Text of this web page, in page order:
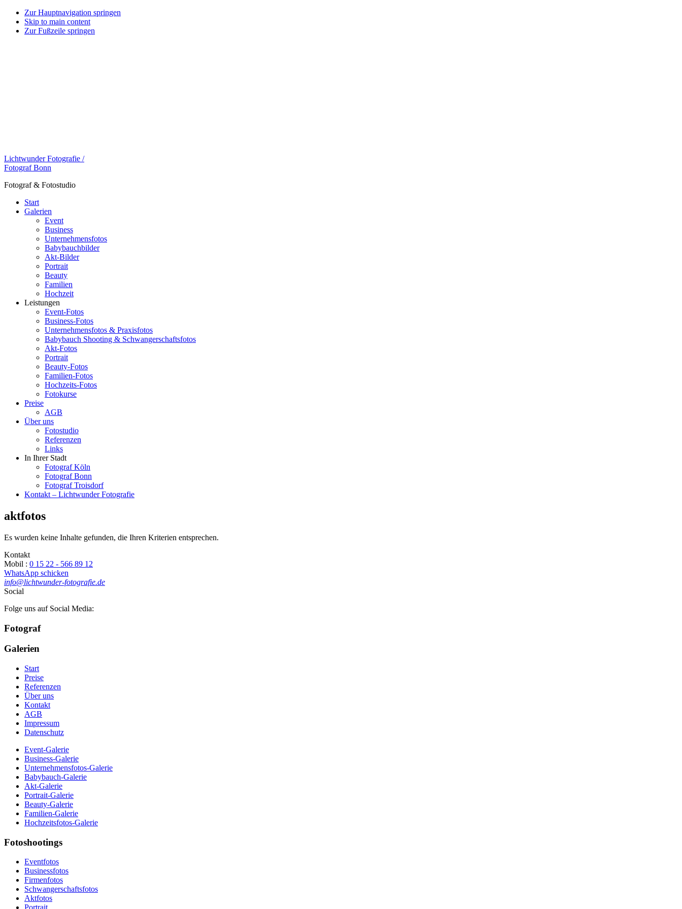
Zur Hauptnavigation springen
Skip to main content
Zur Fußzeile springen
Lichtwunder Fotografie /
Fotograf Bonn
Fotograf & Fotostudio
Start
Galerien
Event
Business
Unternehmensfotos
Babybauchbilder
Akt-Bilder
Portrait
Beauty
Familien
Hochzeit
Leistungen
Event-Fotos
Business-Fotos
Unternehmensfotos & Praxisfotos
Babybauch Shooting & Schwangerschaftsfotos
Akt-Fotos
Portrait
Beauty-Fotos
Familien-Fotos
Hochzeits-Fotos
Fotokurse
Preise
AGB
Über uns
Fotostudio
Referenzen
Links
In Ihrer Stadt
Fotograf Köln
Fotograf Bonn
Fotograf Troisdorf
Kontakt – Lichtwunder Fotografie
aktfotos
Es wurden keine Inhalte gefunden, die Ihren Kriterien entsprechen.
Kontakt
Mobil : 0 15 22 - 566 89 12
WhatsApp schicken
info@lichtwunder-fotografie.de
Social
Folge uns auf Social Media:
Fotograf
Galerien
Start
Preise
Referenzen
Über uns
Kontakt
AGB
Impressum
Datenschutz
Event-Galerie
Business-Galerie
Unternehmensfotos-Galerie
Babybauch-Galerie
Akt-Galerie
Portrait-Galerie
Beauty-Galerie
Familien-Galerie
Hochzeitsfotos-Galerie
Fotoshootings
Eventfotos
Businessfotos
Firmenfotos
Schwangerschaftsfotos
Aktfotos